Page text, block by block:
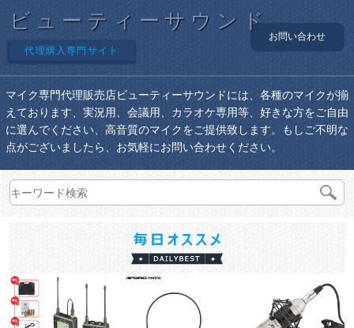
ビューティーサウンド
代理購入専門サイト
お問い合わせ
マイク専門代理販売店ビューティーサウンドには、各種のマイクが揃
えております、実況用、会議用、カラオケ専用等、好きな方をご自由
に選んでください、高音質のマイクをご提供致します。もしご不明な
点がございましたら、お気軽にお問い合わせください。